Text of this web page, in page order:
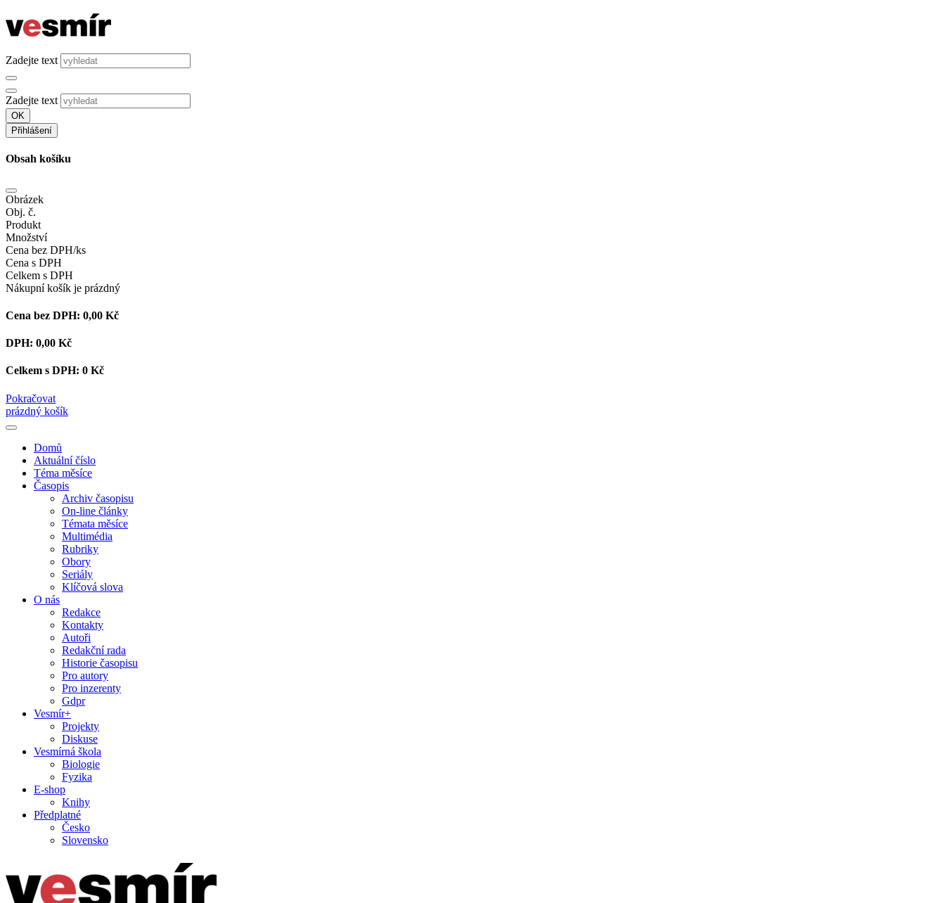
Zadejte text
Zadejte text
OK
Přihlášení
Obsah košíku
Obrázek
Obj. č.
Produkt
Množství
Cena bez DPH/ks
Cena s DPH
Celkem s DPH
Nákupní košík je prázdný
Cena bez DPH: 0,00 Kč
DPH: 0,00 Kč
Celkem s DPH: 0 Kč
Pokračovat
prázdný košík
Domů
Aktuální číslo
Téma měsíce
Časopis
Archiv časopisu
On-line články
Témata měsíce
Multimédia
Rubriky
Obory
Seriály
Klíčová slova
O nás
Redakce
Kontakty
Autoři
Redakční rada
Historie časopisu
Pro autory
Pro inzerenty
Gdpr
Vesmír+
Projekty
Diskuse
Vesmírná škola
Biologie
Fyzika
E-shop
Knihy
Předplatné
Česko
Slovensko